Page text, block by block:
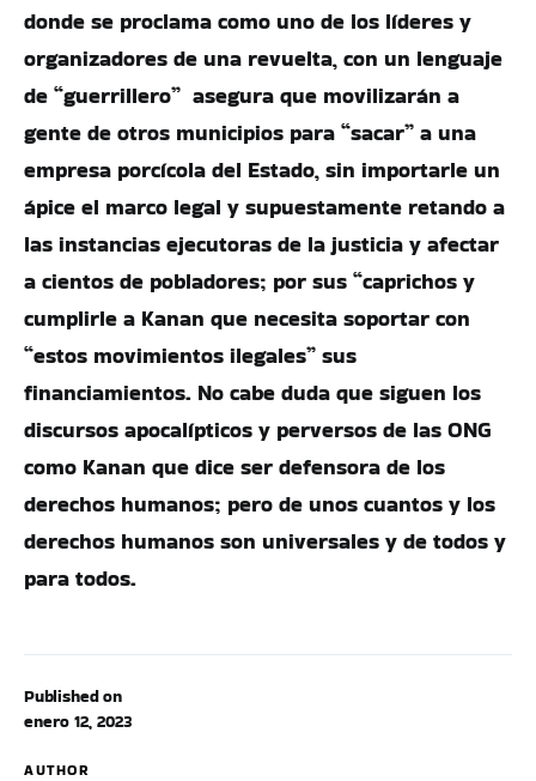
Published on
enero 12, 2023
AUTHOR
donde se proclama como uno de los líderes y
organizadores de una revuelta, con un lenguaje
de “guerrillero” asegura que movilizarán a
gente de otros municipios para “sacar” a una
empresa porcícola del Estado, sin importarle un
ápice el marco legal y supuestamente retando a
las instancias ejecutoras de la justicia y afectar
a cientos de pobladores; por sus “caprichos y
cumplirle a Kanan que necesita soportar con
“estos movimientos ilegales” sus
financiamientos. No cabe duda que siguen los
discursos apocalípticos y perversos de las ONG
como Kanan que dice ser defensora de los
derechos humanos; pero de unos cuantos y los
derechos humanos son universales y de todos y
para todos.